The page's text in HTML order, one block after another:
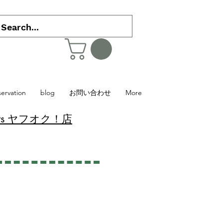
blog お問い合わせ More
ヤフオク！店